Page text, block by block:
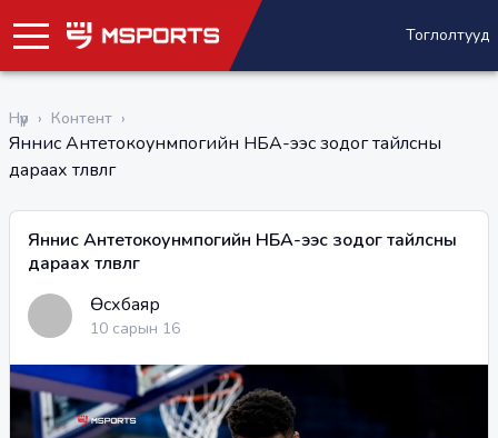
Тоглолтууд
Нүүр › Контент ›
Яннис Антетокоунмпогийн НБА-ээс зодог тайлсны
дараах төлөвлөгөө
Яннис Антетокоунмпогийн НБА-ээс зодог тайлсны
дараах төлөвлөгөө
Өсөхбаяр
10 сарын 16